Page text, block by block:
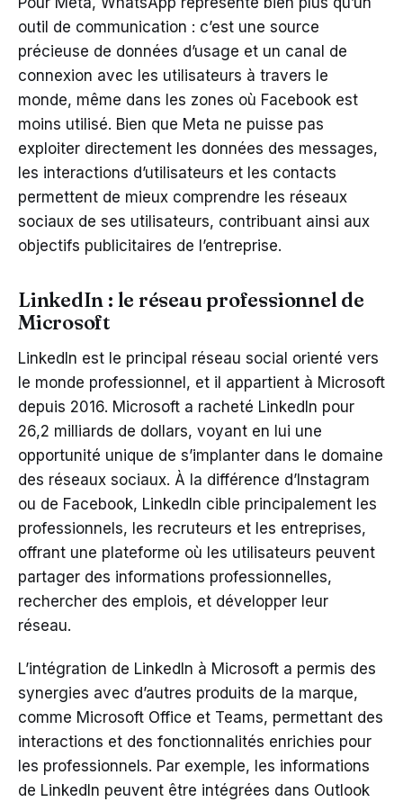
outil de communication : c’est une source
précieuse de données d’usage et un canal de
connexion avec les utilisateurs à travers le
monde, même dans les zones où Facebook est
moins utilisé. Bien que Meta ne puisse pas
exploiter directement les données des messages,
les interactions d’utilisateurs et les contacts
permettent de mieux comprendre les réseaux
sociaux de ses utilisateurs, contribuant ainsi aux
objectifs publicitaires de l’entreprise.
LinkedIn : le réseau professionnel de
Microsoft
LinkedIn est le principal réseau social orienté vers
le monde professionnel, et il appartient à Microsoft
depuis 2016. Microsoft a racheté LinkedIn pour
26,2 milliards de dollars, voyant en lui une
opportunité unique de s’implanter dans le domaine
des réseaux sociaux. À la différence d’Instagram
ou de Facebook, LinkedIn cible principalement les
professionnels, les recruteurs et les entreprises,
offrant une plateforme où les utilisateurs peuvent
partager des informations professionnelles,
rechercher des emplois, et développer leur
réseau.
L’intégration de LinkedIn à Microsoft a permis des
synergies avec d’autres produits de la marque,
comme Microsoft Office et Teams, permettant des
interactions et des fonctionnalités enrichies pour
les professionnels. Par exemple, les informations
de LinkedIn peuvent être intégrées dans Outlook